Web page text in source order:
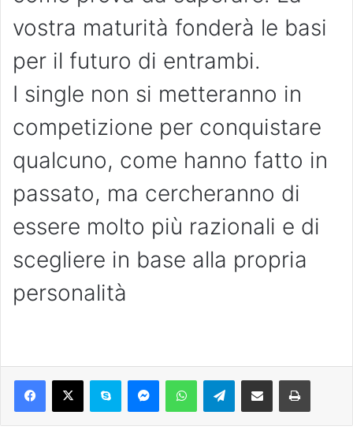
vostra maturità fonderà le basi
per il futuro di entrambi.
I single non si metteranno in
competizione per conquistare
qualcuno, come hanno fatto in
passato, ma cercheranno di
essere molto più razionali e di
scegliere in base alla propria
personalità